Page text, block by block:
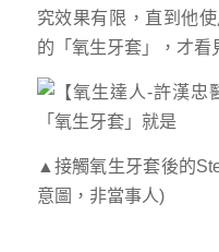
究效果有限，直到他
的「氧生牙套」，才看
▲接觸氧生牙套後的
意圖，非當事人)